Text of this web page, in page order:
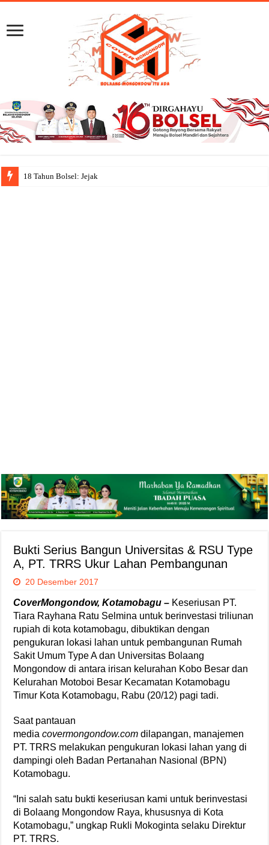
18 Tahun Bolsel: Jejak Capaian, Sema
Bukti Serius Bangun Universitas & RSU Type
A, PT. TRRS Ukur Lahan Pembangunan
20 Desember 2017
CoverMongondow, Kotamobagu – Keseriusan PT.
Tiara Rayhana Ratu Selmina untuk berinvestasi triliunan
rupiah di kota kotamobagu, dibuktikan dengan
pengukuran lokasi lahan untuk pembangunan Rumah
Sakit Umum Type A dan Universitas Bolaang
Mongondow di antara irisan kelurahan Kobo Besar dan
Kelurahan Motoboi Besar Kecamatan Kotamobagu
Timur Kota Kotamobagu, Rabu (20/12) pagi tadi.
Saat pantauan
mediacovermongondow.comdilapangan, manajemen
PT. TRRS melakukan pengukuran lokasi lahan yang di
dampingi oleh Badan Pertanahan Nasional (BPN)
Kotamobagu.
“Ini salah satu bukti keseriusan kami untuk berinvestasi
di Bolaang Mongondow Raya, khususnya di Kota
Kotamobagu,” ungkap Rukli Mokoginta selaku Direktur
PT. TRRS.